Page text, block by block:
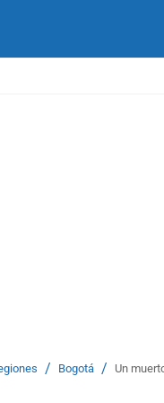
/ Bogotá / Un